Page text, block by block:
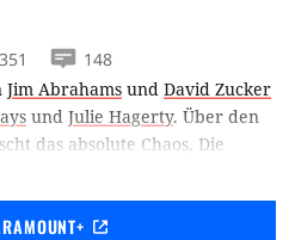
351
148
Jim Abrahams und David Zucker
und Julie Hagerty. Über den
das absolute Chaos, Die
den Irrsinn auf die Spitze.